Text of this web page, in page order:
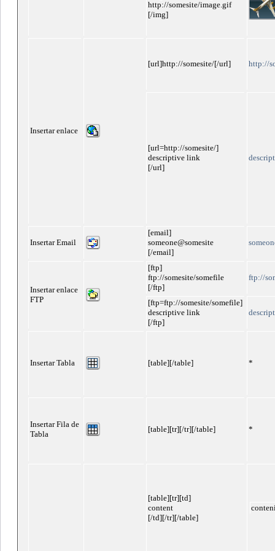
http://somesite/image.gif
[/img]
Insertar enlace
[url]http://somesite/[/url] http://
[url=http://somesite/]
descriptive link
[/url]
Insertar Email
[email]
someone@somesite
[/email]
Insertar enlace
FTP
[ftp]
ftp://somesite/somefile
[/ftp]
ftp://
[ftp=ftp://somesite/somefile]
descriptive link
[/ftp]
Insertar Tabla [table][/table] *
Insertar Fila de
Tabla
[table][tr][/tr][/table] *
[table][tr][td]
content
[/td][/tr][/table]